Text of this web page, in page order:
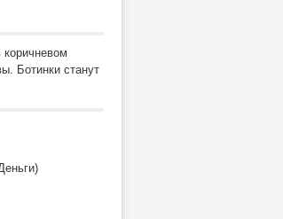
Ботинки станут